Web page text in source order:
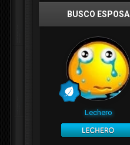
BUSCO ESPOSA
Lechero